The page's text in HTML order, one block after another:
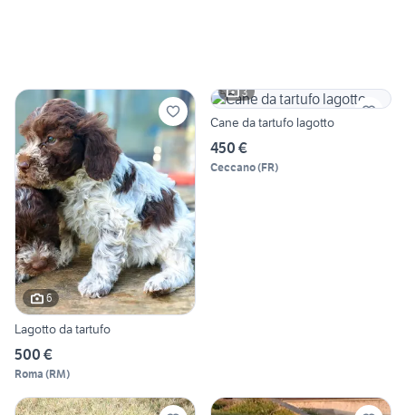
6
Lagotto da tartufo
500 €
Roma (RM)
3
Cane da tartufo lagotto
450 €
Ceccano(FR)